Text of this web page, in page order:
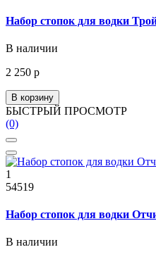
Набор стопок для водки
В наличии
2 250 р
В корзину
БЫСТРЫЙ ПРОСМОТР
(0)
1
54519
Набор стопок для водки
В наличии